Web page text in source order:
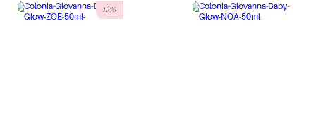
15%